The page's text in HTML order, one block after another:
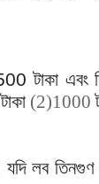
টাকা এবং
টাকা (2)1000
যদি লব